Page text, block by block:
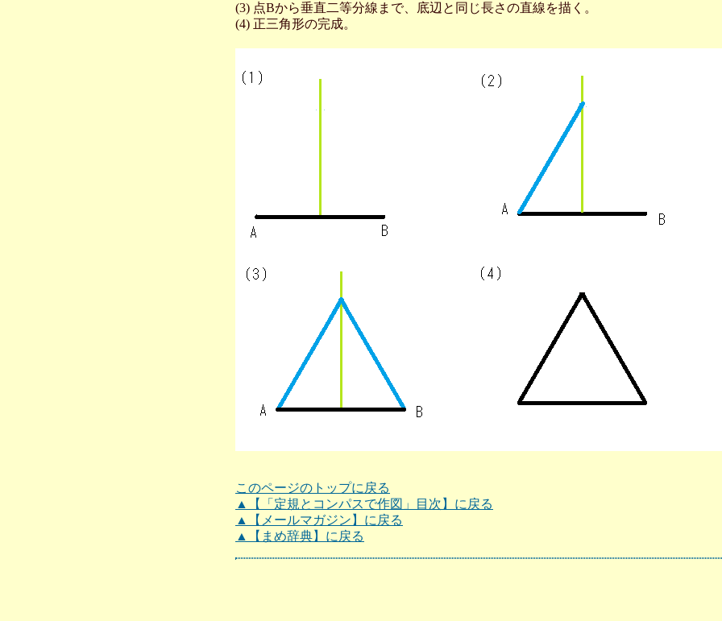
(3) 点Bから垂直二等分線まで、底辺と同じ長さの直線を描く。
(4) 正三角形の完成。
このページのトップに戻る
▲【「定規とコンパスで作図」目次】に戻る
▲【メールマガジン】に戻る
▲【まめ辞典】に戻る